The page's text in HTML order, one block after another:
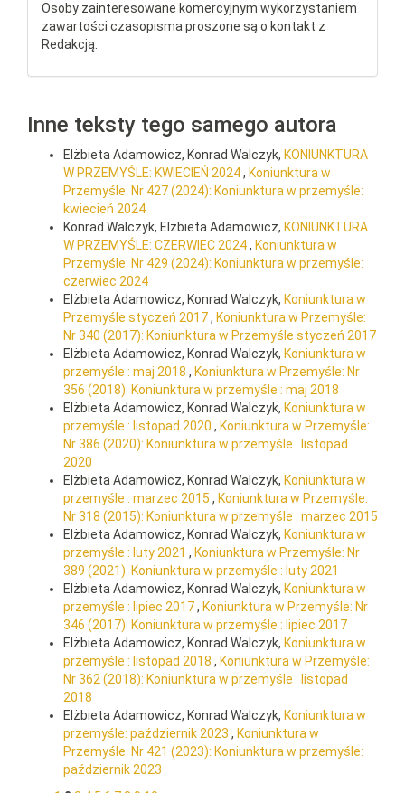
Osoby zainteresowane komercyjnym wykorzystaniem
zawartości czasopisma proszone są o kontakt z
Redakcją.
Inne teksty tego samego autora
Elżbieta Adamowicz, Konrad Walczyk, KONIUNKTURA
W PRZEMYŚLE: KWIECIEŃ 2024, Koniunktura w
Przemyśle: Nr 427 (2024): Koniunktura w przemyśle:
kwiecień 2024
Konrad Walczyk, Elżbieta Adamowicz, KONIUNKTURA
W PRZEMYŚLE: CZERWIEC 2024, Koniunktura w
Przemyśle: Nr 429 (2024): Koniunktura w przemyśle:
czerwiec 2024
Elżbieta Adamowicz, Konrad Walczyk, Koniunktura w
Przemyśle styczeń 2017, Koniunktura w Przemyśle:
Nr 340 (2017): Koniunktura w Przemyśle styczeń 2017
Elżbieta Adamowicz, Konrad Walczyk, Koniunktura w
przemyśle : maj 2018 , Koniunktura w Przemyśle: Nr
356 (2018): Koniunktura w przemyśle : maj 2018
Elżbieta Adamowicz, Konrad Walczyk, Koniunktura w
przemyśle : listopad 2020 , Koniunktura w Przemyśle:
Nr 386 (2020): Koniunktura w przemyśle : listopad
2020
Elżbieta Adamowicz, Konrad Walczyk, Koniunktura w
przemyśle : marzec 2015 , Koniunktura w Przemyśle:
Nr 318 (2015): Koniunktura w przemyśle : marzec 2015
Elżbieta Adamowicz, Konrad Walczyk, Koniunktura w
przemyśle : luty 2021 , Koniunktura w Przemyśle: Nr
389 (2021): Koniunktura w przemyśle : luty 2021
Elżbieta Adamowicz, Konrad Walczyk, Koniunktura w
przemyśle : lipiec 2017, Koniunktura w Przemyśle: Nr
346 (2017): Koniunktura w przemyśle : lipiec 2017
Elżbieta Adamowicz, Konrad Walczyk, Koniunktura w
przemyśle : listopad 2018 , Koniunktura w Przemyśle:
Nr 362 (2018): Koniunktura w przemyśle : listopad
2018
Elżbieta Adamowicz, Konrad Walczyk, Koniunktura w
przemyśle: październik 2023 , Koniunktura w
Przemyśle: Nr 421 (2023): Koniunktura w przemyśle:
październik 2023